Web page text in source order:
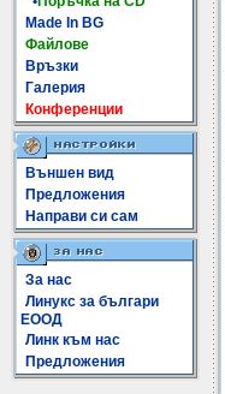
Made In BG
Файлове
Връзки
Галерия
Конференции
Външен вид
Предложения
Направи си сам
За нас
Линукс за българи
ЕООД
Линк към нас
Предложения